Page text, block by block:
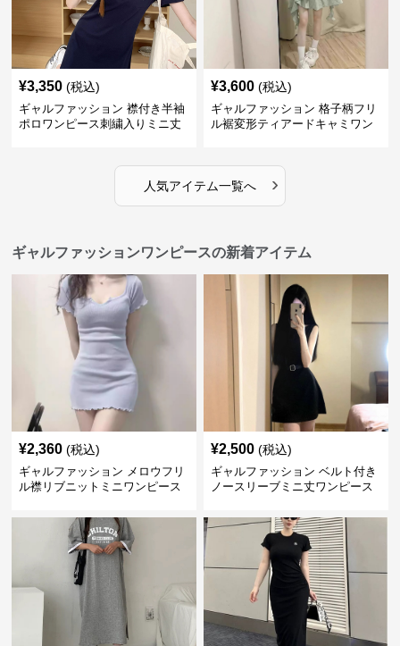
¥3,350 (税込)
ギャルファッション 襟付き半袖
ポロワンピース刺繍入りミニ丈
¥3,600 (税込)
ギャルファッション 格子柄フリ
ル裾変形ティアードキャミワン
人気アイテム一覧へ ›
ギャルファッションワンピースの新着アイテム
¥2,360 (税込)
ギャルファッション メロウフリ
ル襟リブニットミニワンピース
¥2,500 (税込)
ギャルファッション ベルト付き
ノースリーブミニ丈ワンピース